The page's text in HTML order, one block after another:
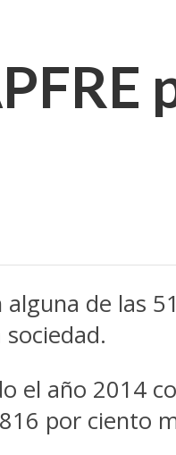
de las
el año 2014
por ciento